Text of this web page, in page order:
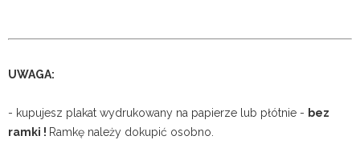
UWAGA:
- kupujesz plakat wydrukowany na papierze lub płótnie - bez
ramki ! Ramkę należy dokupić osobno.